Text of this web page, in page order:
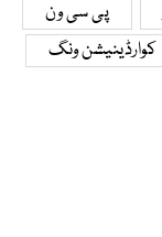
پی سی ون
کوارڈینیشن ونگ